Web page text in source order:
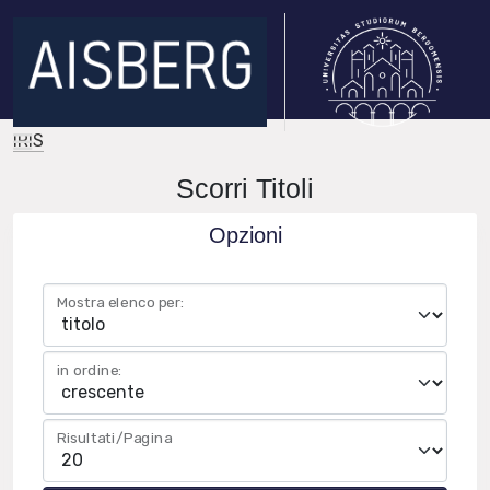
IRIS
Scorri Titoli
Opzioni
Mostra elenco per:
in ordine:
Risultati/Pagina